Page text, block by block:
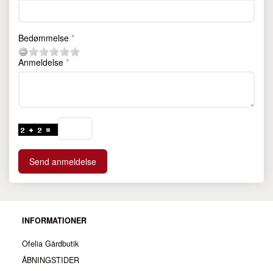
Bedømmelse
Anmeldelse
Send anmeldelse
INFORMATIONER
Ofelia Gårdbutik
ÅBNINGSTIDER